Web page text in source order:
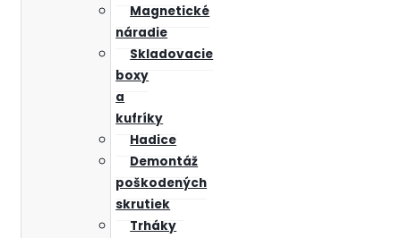
Magnetické
náradie
Skladovacie
boxy
a
kufríky
Hadice
Demontáž
poškodených
skrutiek
Trháky